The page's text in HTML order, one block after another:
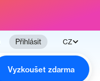
Přihlásit CZ
Vyzkoušet zdarma